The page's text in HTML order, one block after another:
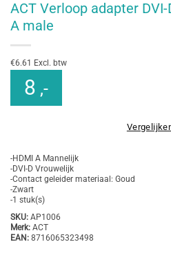
ACT Verloop adapter
A male
€6.61 Excl. btw
8 ,-
-HDMI A Mannelijk
-DVI-D Vrouwelijk
-Contact geleider materiaal: Goud
-Zwart
-1 stuk(s)
SKU: AP1006
Merk: ACT
EAN: 8716065323498